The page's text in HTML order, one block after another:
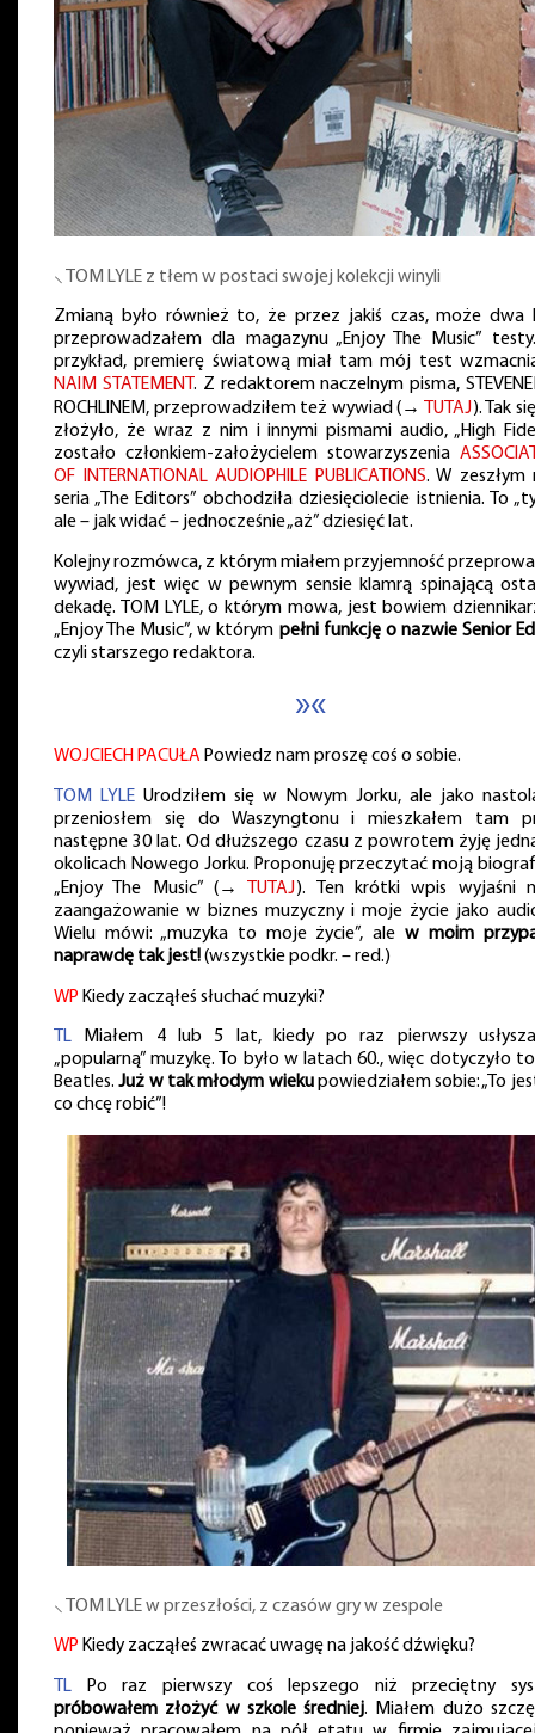
⸜ TOM LYLE z tłem w postaci swojej kolekcji winyli
Zmianą było również to, że przez jakiś czas, może dwa
przeprowadzałem dla magazynu „Enjoy The Music”
przykład, premierę światową miał tam mój test
NAIM STATEMENT. Z redaktorem naczelnym pisma,
ROCHLINEM, przeprowadziłem też wywiad (→ TUTAJ). Tak
złożyło, że wraz z nim i innymi pismami audio, „High
zostało członkiem-założycielem stowarzyszenia
OF INTERNATIONAL AUDIOPHILE PUBLICATIONS. W zeszłym
seria „The Editors” obchodziła dziesięciolecie istnienia. To
ale – jak widać – jednocześnie „aż” dziesięć lat.
Kolejny rozmówca, z którym miałem przyjemność
wywiad, jest więc w pewnym sensie klamrą spinającą
dekadę. TOM LYLE, o którym mowa, jest bowiem
„Enjoy The Music”, w którym pełni funkcję o nazwie Senior
czyli starszego redaktora.
»«
WOJCIECH PACUŁAPowiedz nam proszę coś o sobie.
TOM LYLE Urodziłem się w Nowym Jorku, ale jako
przeniosłem się do Waszyngtonu i mieszkałem tam
następne 30 lat. Od dłuższego czasu z powrotem żyję
okolicach Nowego Jorku. Proponuję przeczytać moją
„Enjoy The Music” (→
TUTAJ). Ten krótki wpis wyjaśni
zaangażowanie w biznes muzyczny i moje życie jako
Wielu mówi: „muzyka to moje życie”, alew moim
naprawdę tak jest!(wszystkie podkr. – red.)
WP Kiedy zacząłeś słuchać muzyki?
TL Miałem 4 lub 5 lat, kiedy po raz pierwszy
„popularną” muzykę. To było w latach 60., więc dotyczyło
Beatles.Już w tak młodym wiekupowiedziałem sobie: „To
co chcę robić”!
⸜ TOM LYLE w przeszłości, z czasów gry w zespole
WP Kiedy zacząłeś zwracać uwagę na jakość dźwięku?
TL Po raz pierwszy coś lepszego niż przeciętny
próbowałem złożyć w szkole średniej. Miałem dużo